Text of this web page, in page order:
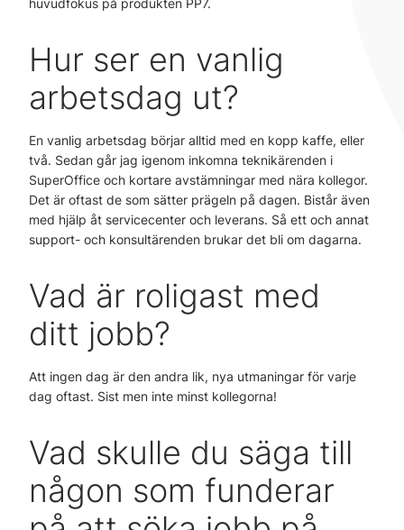
huvudfokus på produkten PP7.
Hur ser en vanlig
arbetsdag ut?
En vanlig arbetsdag börjar alltid med en kopp kaffe, eller
två. Sedan går jag igenom inkomna teknikärenden i
SuperOffice och kortare avstämningar med nära kollegor.
Det är oftast de som sätter prägeln på dagen. Bistår även
med hjälp åt servicecenter och leverans. Så ett och annat
support- och konsultärenden brukar det bli om dagarna.
Vad är roligast med
ditt jobb?
Att ingen dag är den andra lik, nya utmaningar för varje
dag oftast. Sist men inte minst kollegorna!
Vad skulle du säga till
någon som funderar